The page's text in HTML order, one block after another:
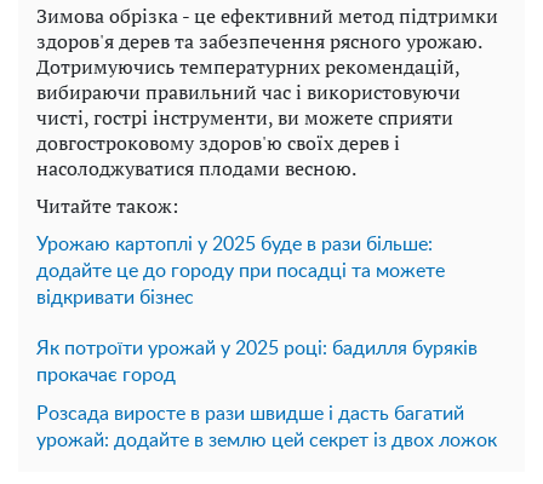
Зимова обрізка - це ефективний метод підтримки
здоров'я дерев та забезпечення рясного урожаю.
Дотримуючись температурних рекомендацій,
вибираючи правильний час і використовуючи
чисті, гострі інструменти, ви можете сприяти
довгостроковому здоров'ю своїх дерев і
насолоджуватися плодами весною.
Читайте також:
Урожаю картоплі у 2025 буде в рази більше:
додайте це до городу при посадці та можете
відкривати бізнес
Як потроїти урожай у 2025 році: бадилля буряків
прокачає город
Розсада виросте в рази швидше і дасть багатий
урожай: додайте в землю цей секрет із двох ложок